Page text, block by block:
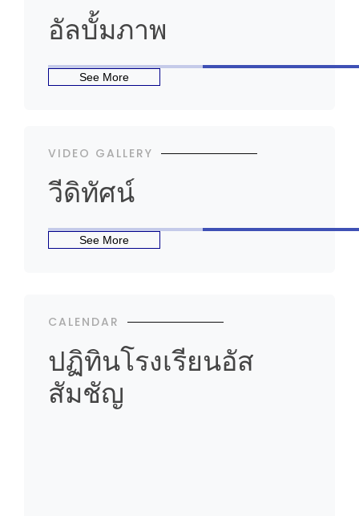
อัลบั้มภาพ
See More
VIDEO GALLERY
วีดิทัศน์
See More
CALENDAR
ปฏิทินโรงเรียนอัส
สัมชัญ